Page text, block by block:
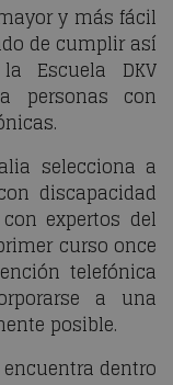
y más fácil
de cumplir así
Escuela DKV
personas con
selecciona a
discapacidad
expertos del
curso once
telefónica
a una
posible.
dentro